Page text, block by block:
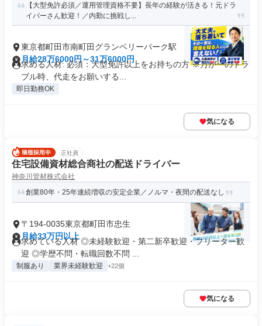
【大型免許必須／運用管理資格不要】長年の経験が活きる！元ドラ
イバーさん歓迎！／内勤に挑戦し...
東京都町田市南町田グランベリーパーク駅
月給28万6000円～31万6000円
求める人材: 必須：大型免許以上をお持ちの方 ※万が一のトラ
ブル時、代走をお願いする...
即日勤務OK
気になる
正社員
住宅設備資材総合商社の配送ドライバー
神奈川管材株式会社
創業80年・25年連続増収の安定企業／ノルマ・夜間の配送なし
〒194-0035東京都町田市忠生
月給33万円以上
求めている人材 ◎未経験歓迎・第二新卒歓迎・フリーター歓
迎 ◎学歴不問・転職回数不問 ...
制服あり 業界未経験歓迎 +22個
気になる